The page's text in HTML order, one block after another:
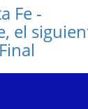
Fe -
el